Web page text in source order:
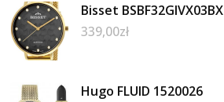
Bisset BSBF32GIVX03BX
339,00zł
Hugo FLUID 1520026